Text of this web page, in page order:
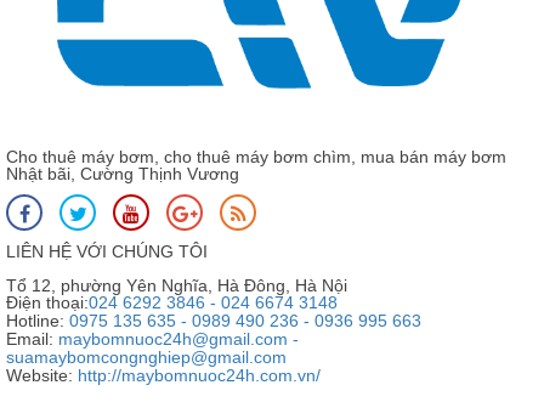
Cho thuê máy bơm, cho thuê máy bơm chìm, mua bán máy bơm
Nhật bãi, Cường Thịnh Vương
LIÊN HỆ VỚI CHÚNG TÔI
Tổ 12, phường Yên Nghĩa, Hà Đông, Hà Nội
Điện thoại:024 6292 3846 - 024 6674 3148
Hotline: 0975 135 635 - 0989 490 236 - 0936 995 663
Email: maybomnuoc24h@gmail.com -
suamaybomcongnghiep@gmail.com
Website: http://maybomnuoc24h.com.vn/